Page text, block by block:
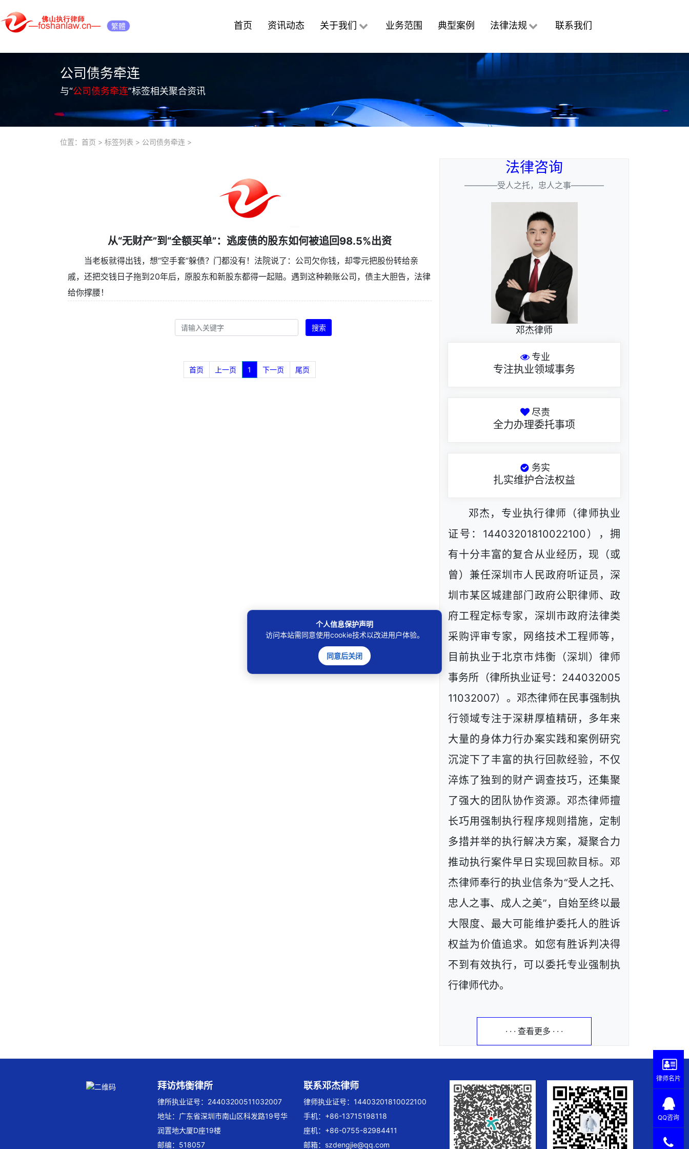
繁體 首页 资讯动态 关于我们 业务范围 典型案例 法律法规 联系我们
公司债务牵连
与“公司债务牵连”标签相关聚合资讯
位置： 首页 > 标签列表 > 公司债务牵连 >
从“无财产”到“全额买单”：逃废债的股东如何被追回98.5%出资
当老板就得出钱，想“空手套”躲债？门都没有！法院说了：公司欠你钱，却零元把股份转给亲
戚，还把交钱日子拖到20年后，原股东和新股东都得一起赔。遇到这种赖账公司，债主大胆告，法律
给你撑腰！
搜索
首页 上一页 1 下一页 尾页
法律咨询
————受人之托，忠人之事————
邓杰律师
专业
专注执业领域事务
尽责
全力办理委托事项
务实
扎实维护合法权益
邓杰，专业执行律师（律师执业
证号：14403201810022100），拥
有十分丰富的复合从业经历，现（或
曾）兼任深圳市人民政府听证员，深
圳市某区城建部门政府公职律师、政
府工程定标专家，深圳市政府法律类
采购评审专家，网络技术工程师等，
目前执业于北京市炜衡（深圳）律师
事务所（律所执业证号：244032005
11032007）。邓杰律师在民事强制执
行领域专注于深耕厚植精研，多年来
大量的身体力行办案实践和案例研究
沉淀下了丰富的执行回款经验，不仅
淬炼了独到的财产调查技巧，还集聚
了强大的团队协作资源。邓杰律师擅
长巧用强制执行程序规则措施，定制
多措并举的执行解决方案，凝聚合力
推动执行案件早日实现回款目标。邓
杰律师奉行的执业信条为“受人之托、
忠人之事、成人之美”，自始至终以最
大限度、最大可能维护委托人的胜诉
权益为价值追求。如您有胜诉判决得
不到有效执行，可以委托专业强制执
行律师代办。
· · · 查看更多 · · ·
拜访炜衡律所
律所执业证号：24403200511032007
地址：广东省深圳市南山区科发路19号华
润置地大厦D座19楼
邮编：518057
联系邓杰律师
律师执业证号：14403201810022100
手机：+86-13715198118
座机：+86-0755-82984411
邮箱： szdengjie@qq.com
律师名片
QQ咨询
个人信息保护声明
访问本站需同意使用cookie技术以改进用户体验。
同意后关闭